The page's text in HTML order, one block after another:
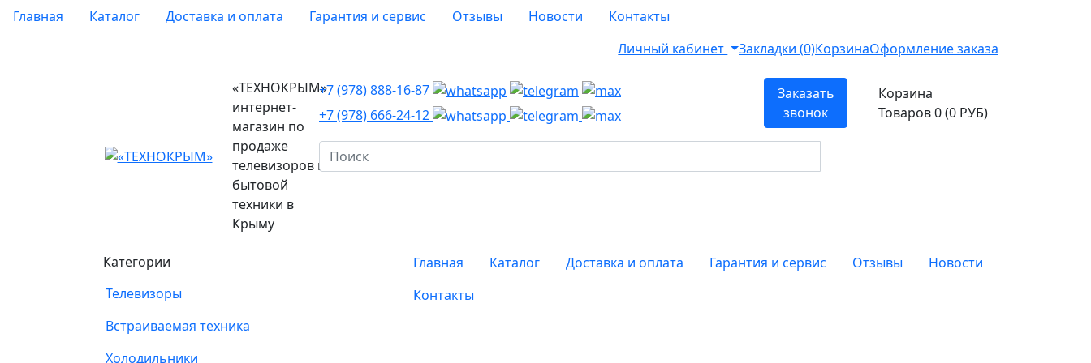
Главная Каталог Доставка и оплата Гарантия и сервис Отзывы Новости
Контакты
Личный кабинет
Закладки (0)КорзинаОформление заказа
«ТЕХНОКРЫМ»
интернет-
магазин по
продаже
телевизоров и
бытовой
техники в
Крыму
+7 (978)888-16-87
+7 (978) 666-24-12
Заказать
звонок
Корзина
Товаров 0 (0 РУБ)
Категории
Телевизоры
Встраиваемая техника
Холодильники
Главная Каталог Доставка и оплата Гарантия и сервис Отзывы
Новости
Контакты